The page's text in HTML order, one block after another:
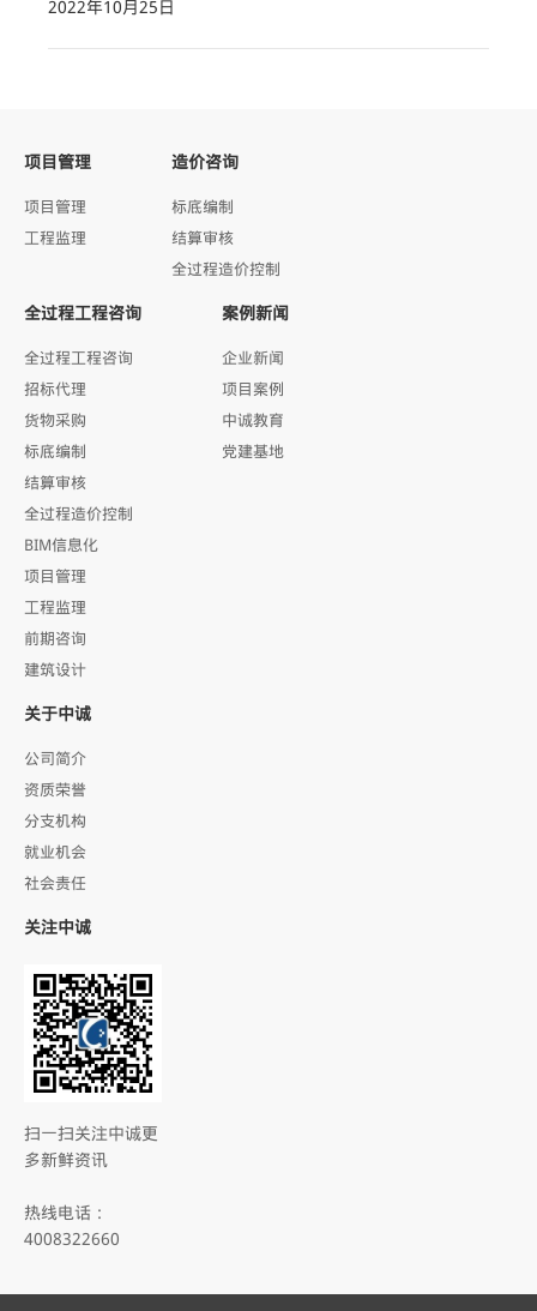
2022年10月25日
项目管理
项目管理
工程监理
造价咨询
标底编制
结算审核
全过程造价控制
全过程工程咨询
全过程工程咨询
招标代理
货物采购
标底编制
结算审核
全过程造价控制
BIM信息化
项目管理
工程监理
前期咨询
建筑设计
案例新闻
企业新闻
项目案例
中诚教育
党建基地
关于中诚
公司简介
资质荣誉
分支机构
就业机会
社会责任
关注中诚
扫一扫关注中诚更
多新鲜资讯
热线电话：
4008322660